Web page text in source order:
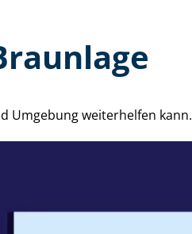
Umgebung weiterhelfen kann.